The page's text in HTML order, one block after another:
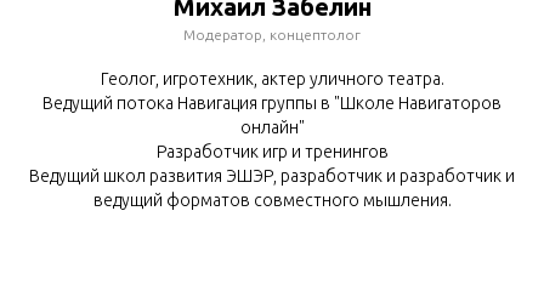
Михаил Забелин
Модератор, концептолог
Геолог, игротехник, актер уличного театра.
Ведущий потока Навигация группы в "Школе Навигаторов
онлайн"
Разработчик игр и тренингов
Ведущий школ развития ЭШЭР, разработчик и разработчик и
ведущий форматов совместного мышления.